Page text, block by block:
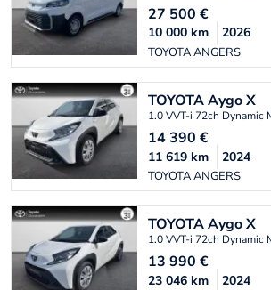
27 500 €
TOYOTA ANGERS
10 000 km 2026
TOYOTAAygo X
1.0 VVT-i 72ch Dynamic
14 390 €
TOYOTA ANGERS
11 619 km 2024
TOYOTAAygo X
1.0 VVT-i 72ch Dynamic
13 990 €
23 046 km 2024